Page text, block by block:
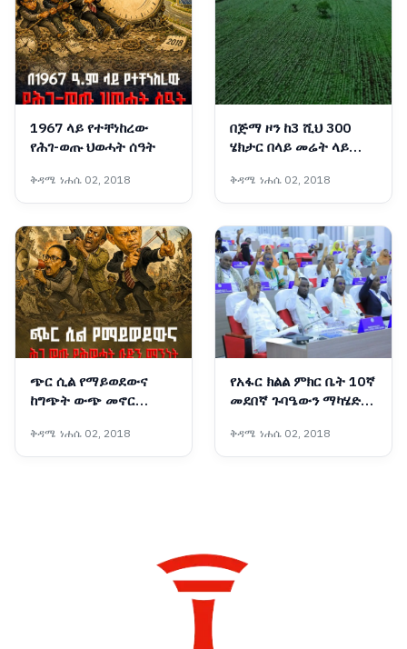
1967 ላይ የተቸነከረው
የሕገ-ወጡ ህወሓት ሰዓት
ቅዳሜ ነሐሴ 02, 2018
በጅማ ዞን ከ3 ሺህ 300
ሄክታር በላይ መሬት ላይ
እየለማ ነው
ቅዳሜ ነሐሴ 02, 2018
ጭር ሲል የማይወደውና
ከግጭት ውጭ መኖር
የሕወሓት ቡድን ማንነት
ቅዳሜ ነሐሴ 02, 2018
የአፋር ክልል ምክር ቤት 10ኛ
መደበኛ ጉባዔውን ማካሄድ
ቅዳሜ ነሐሴ 02, 2018